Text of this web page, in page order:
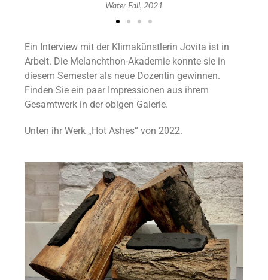
Water Fall, 2021
Ein Interview mit der Klimakünstlerin Jovita ist in
Arbeit. Die Melanchthon-Akademie konnte sie in
diesem Semester als neue Dozentin gewinnen.
Finden Sie ein paar Impressionen aus ihrem
Gesamtwerk in der obigen Galerie.
Unten ihr Werk „Hot Ashes“ von 2022.